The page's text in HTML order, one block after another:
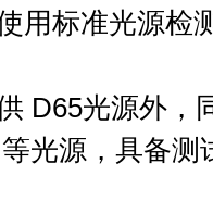
用标准光源检
D65光源外，
光源，具备测